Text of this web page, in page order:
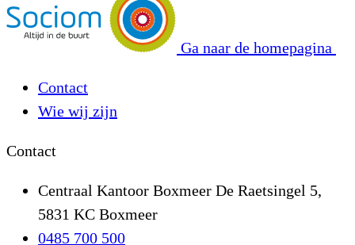
Ga naar de homepagina
Contact
Wie wij zijn
Contact
Centraal Kantoor Boxmeer De Raetsingel 5,
5831 KC Boxmeer
0485 700 500